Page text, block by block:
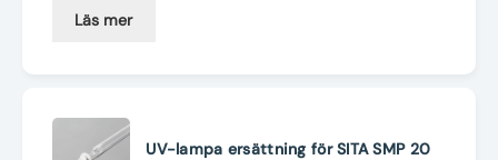
Läs mer
UV-lampa ersättning för SITA SMP 20